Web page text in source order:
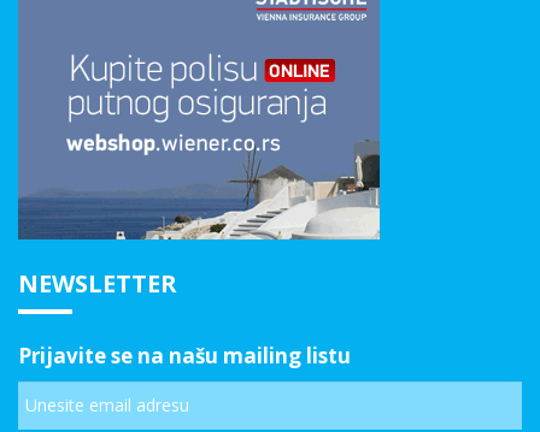
NEWSLETTER
Prijavite se na našu mailing listu